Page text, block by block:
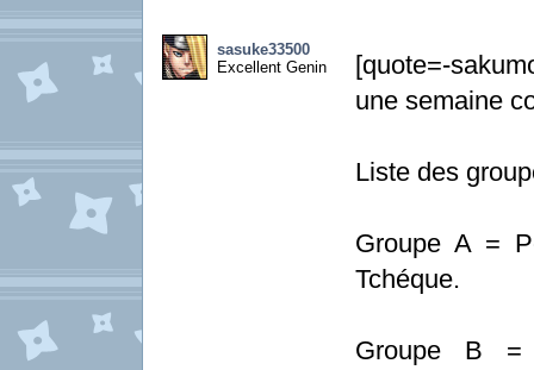
sasuke33500
Excellent Genin
[quote=-
une semaine
Liste des
Groupe A =
Tchéque.
Groupe B =